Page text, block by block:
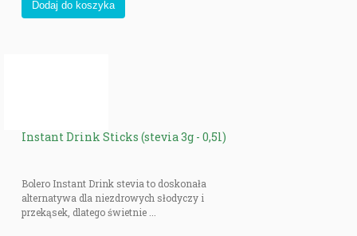
Instant Drink Sticks (stevia 3g - 0,5l)
Bolero Instant Drink stevia to doskonała
alternatywa dla niezdrowych słodyczy i
przekąsek, dlatego świetnie ...